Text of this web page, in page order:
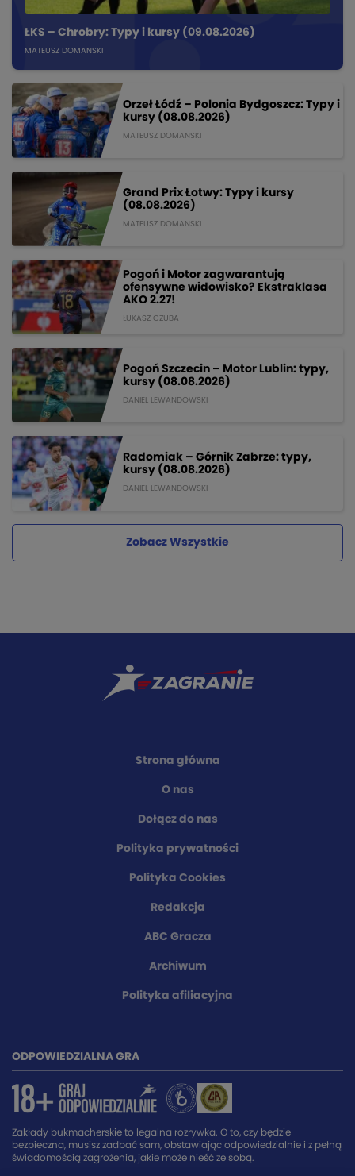
ŁKS – Chrobry: Typy i kursy (09.08.2026)
MATEUSZ DOMANSKI
Orzeł Łódź – Polonia Bydgoszcz: Typy i
kursy (08.08.2026)
MATEUSZ DOMANSKI
Grand Prix Łotwy: Typy i kursy
(08.08.2026)
MATEUSZ DOMANSKI
Pogoń i Motor zagwarantują
ofensywne widowisko? Ekstraklasa
AKO 2.27!
ŁUKASZ CZUBA
Pogoń Szczecin – Motor Lublin: typy,
kursy (08.08.2026)
DANIEL LEWANDOWSKI
Radomiak – Górnik Zabrze: typy,
kursy (08.08.2026)
DANIEL LEWANDOWSKI
Zobacz Wszystkie
Strona główna
O nas
Dołącz do nas
Polityka prywatności
Polityka Cookies
Redakcja
ABC Gracza
Archiwum
Polityka afiliacyjna
ODPOWIEDZIALNA GRA
Zakłady bukmacherskie to legalna rozrywka. O to, czy będzie
bezpieczna, musisz zadbać sam, obstawiając odpowiedzialnie i z pełną
świadomością zagrożenia, jakie może nieść ze sobą.